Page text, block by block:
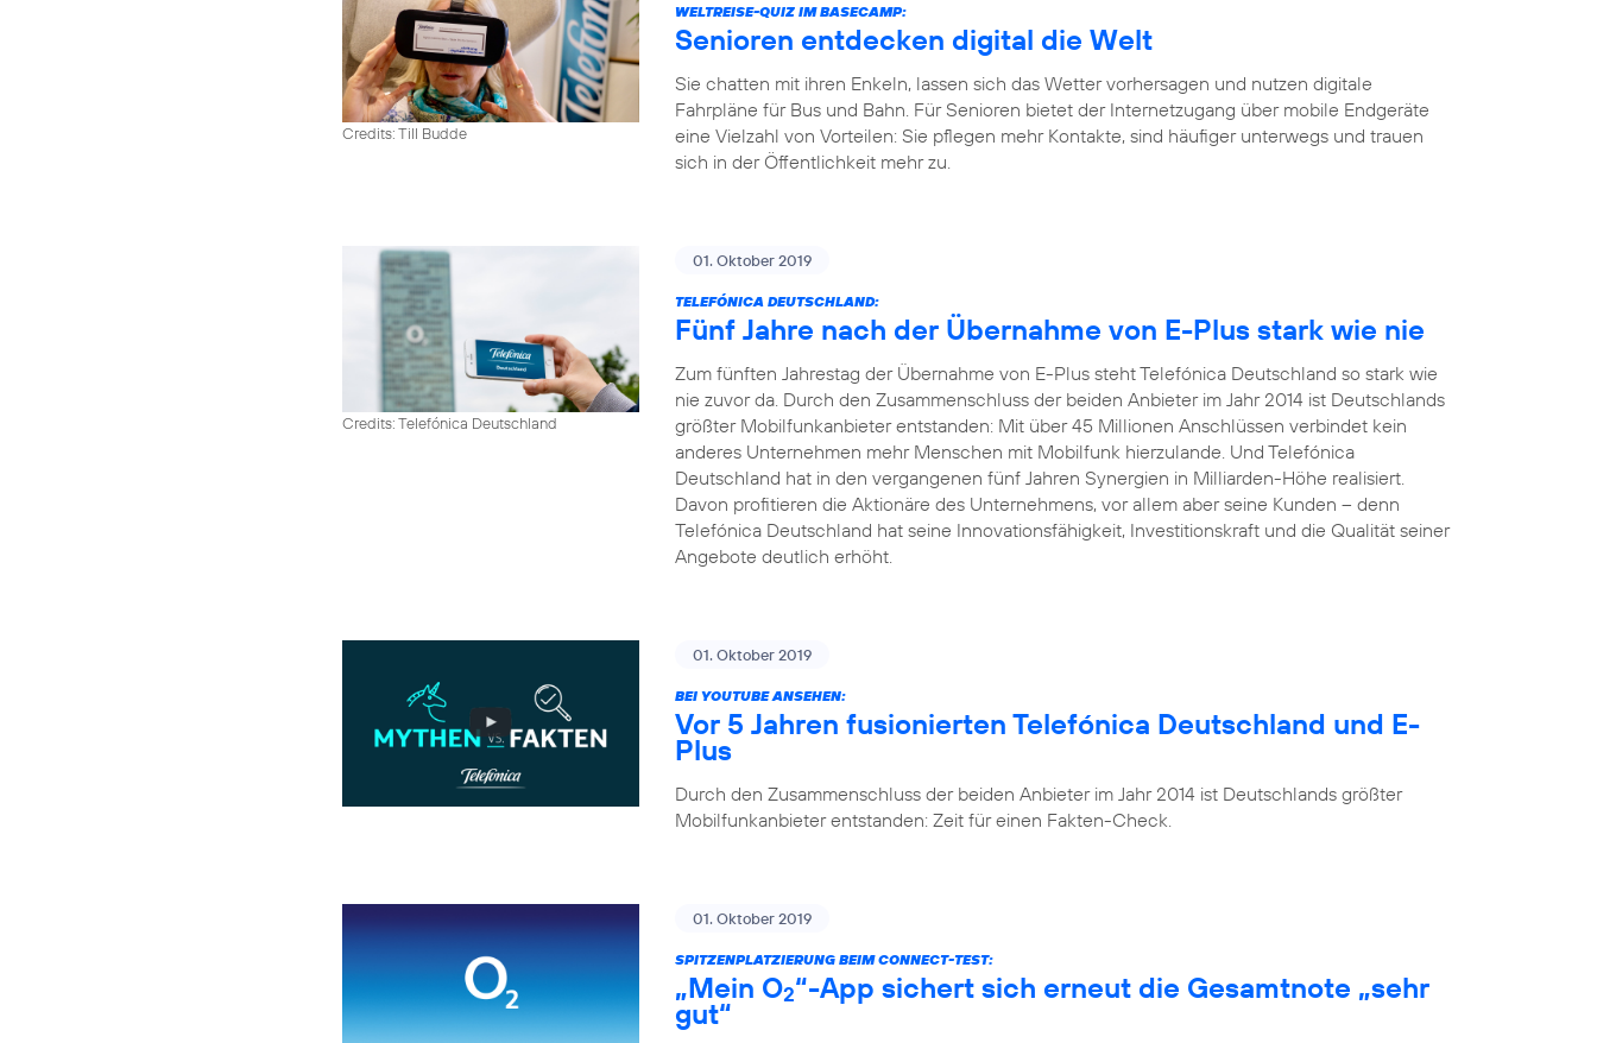
Credits: Till Budde
WELTREISE-QUIZ IM BASECAMP:
Senioren entdecken digital die Welt
Sie chatten mit ihren Enkeln, lassen sich das Wetter vorhersagen und nutzen digitale
Fahrpläne für Bus und Bahn. Für Senioren bietet der Internetzugang über mobile Endgeräte
eine Vielzahl von Vorteilen: Sie pflegen mehr Kontakte, sind häufiger unterwegs und trauen
sich in der Öffentlichkeit mehr zu.
Credits: Telefónica Deutschland
01. Oktober 2019
TELEFÓNICA DEUTSCHLAND:
Fünf Jahre nach der Übernahme von E-Plus stark wie nie
Zum fünften Jahrestag der Übernahme von E-Plus steht Telefónica Deutschland so stark wie
nie zuvor da. Durch den Zusammenschluss der beiden Anbieter im Jahr 2014 ist Deutschlands
größter Mobilfunkanbieter entstanden: Mit über 45 Millionen Anschlüssen verbindet kein
anderes Unternehmen mehr Menschen mit Mobilfunk hierzulande. Und Telefónica
Deutschland hat in den vergangenen fünf Jahren Synergien in Milliarden-Höhe realisiert.
Davon profitieren die Aktionäre des Unternehmens, vor allem aber seine Kunden – denn
Telefónica Deutschland hat seine Innovationsfähigkeit, Investitionskraft und die Qualität seiner
Angebote deutlich erhöht.
01. Oktober 2019
BEI YOUTUBE ANSEHEN:
Vor 5 Jahren fusionierten Telefónica Deutschland und E-
Plus
Durch den Zusammenschluss der beiden Anbieter im Jahr 2014 ist Deutschlands größter
Mobilfunkanbieter entstanden: Zeit für einen Fakten-Check.
01. Oktober 2019
SPITZENPLATZIERUNG BEIM CONNECT-TEST:
„Mein O2“-App sichert sich erneut die Gesamtnote „sehr
gut“